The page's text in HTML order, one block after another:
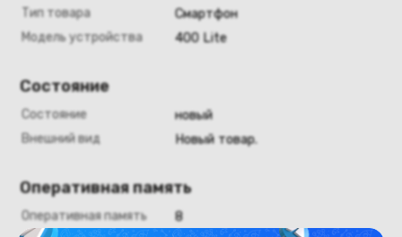
Тип товара
Смартфон
Модель устройства
400 Lite
Состояние
Состояние
новый
Внешний вид
Новый товар.
Оперативная память
Оперативная память 8